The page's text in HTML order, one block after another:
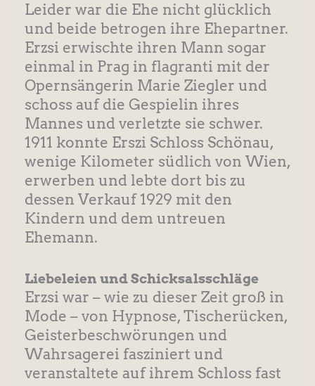
Leider war die Ehe nicht glücklich
und beide betrogen ihre Ehepartner.
Erzsi erwischte ihren Mann sogar
einmal in Prag in flagranti mit der
Opernsängerin Marie Ziegler und
schoss auf die Gespielin ihres
Mannes und verletzte sie schwer.
1911 konnte Erszi Schloss Schönau,
wenige Kilometer südlich von Wien,
erwerben und lebte dort bis zu
dessen Verkauf 1929 mit den
Kindern und dem untreuen
Ehemann.
Liebeleien und Schicksalsschläge
Erzsi war – wie zu dieser Zeit groß in
Mode – von Hypnose, Tischerücken,
Geisterbeschwörungen und
Wahrsagerei fasziniert und
veranstaltete auf ihrem Schloss fast